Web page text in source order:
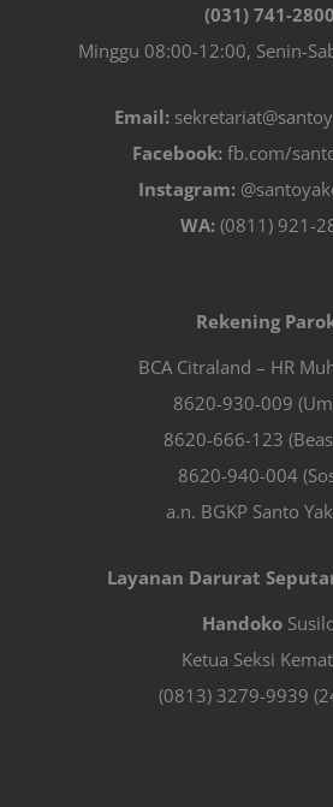
(031) 741-2800
Minggu 08:00-12:00, Senin-
Email:
Facebook:fb.com/
Instagram:
WA:(0811) 921-
Rekening
BCA Citraland – HR
8620-930-009
8620-666-123
8620-940-004
a.n. BGKP Santo
Layanan Darurat
Handoko
Ketua Seksi
(0813) 3279-9939